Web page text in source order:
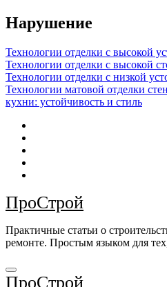
Перейти
к
Нарушение
Технологии отделки с высокой
Технологии отделки с высокой
Технологии отделки с низкой
Технологии матовой отделки стен
кухни: устойчивость и стиль
ПроСтрой
Практичные статьи о
ремонте. Простым языком для
ПроСтрой